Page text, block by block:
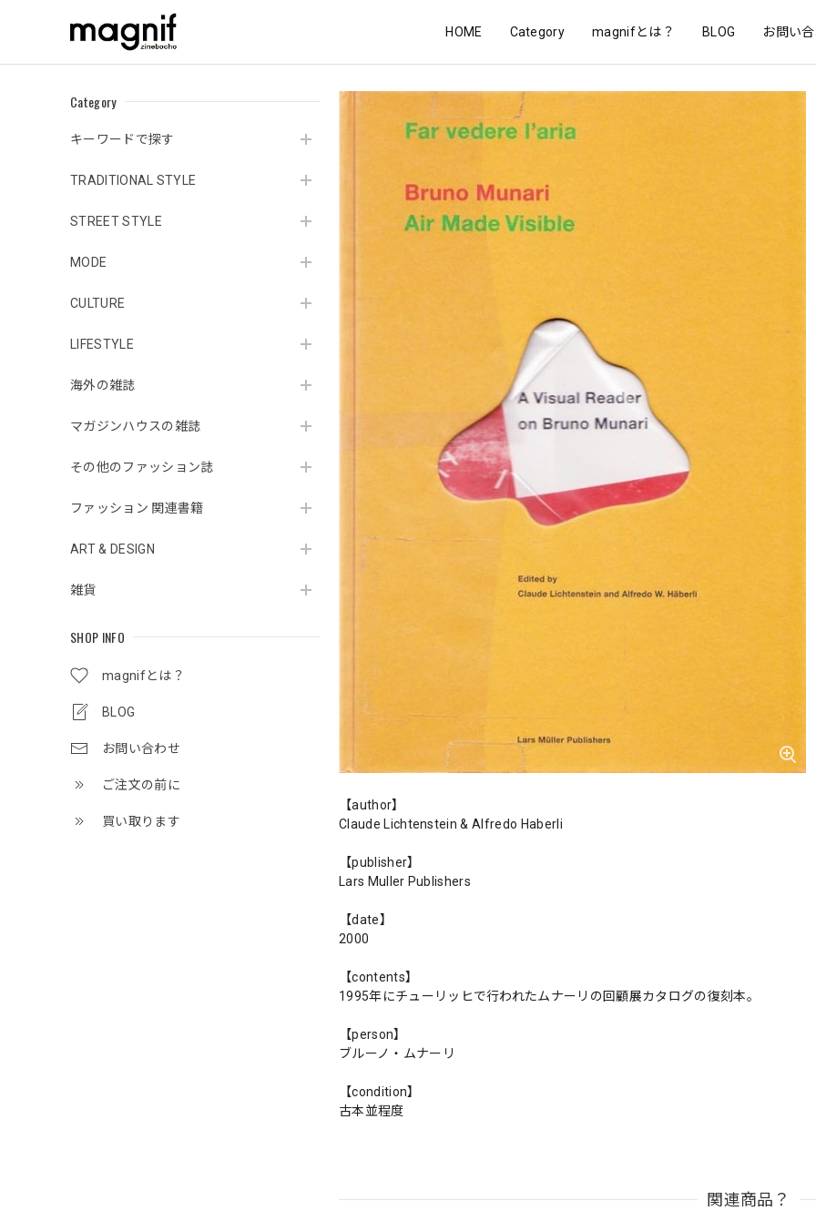
HOME Category magnifとは？ BLOG お問い
Category
キーワードで探す
TRADITIONAL STYLE
STREET STYLE
MODE
CULTURE
LIFESTYLE
海外の雑誌
マガジンハウスの雑誌
その他のファッション誌
ファッション 関連書籍
ART & DESIGN
雑貨
SHOP INFO
magnifとは？
BLOG
お問い合わせ
ご注文の前に
買い取ります
【author】
Claude Lichtenstein & Alfredo Haberli
【publisher】
Lars Muller Publishers
【date】
2000
【contents】
1995年にチューリッヒで行われたムナーリの回顧展カタログの復刻本。
【person】
ブルーノ・ムナーリ
【condition】
古本並程度
関連商品？